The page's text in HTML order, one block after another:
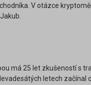
V otázce
má 25 let zkušeností s
letech